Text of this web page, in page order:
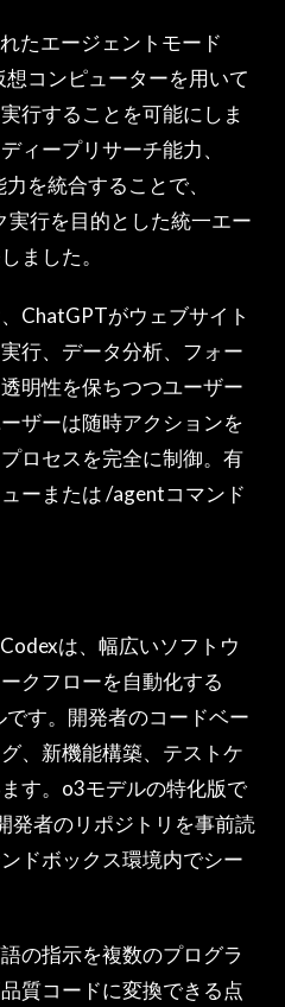
たエージェントモード
コンピューターを用いて
行することを可能にしま
ィープリサーチ能力、
を統合することで、
行を目的とした統一エー
ました。
ChatGPTがウェブサイト
行、データ分析、フォー
明性を保ちつつユーザー
ザーは随時アクションを
ロセスを完全に制御。有
ーまたは /agentコマンド
は、幅広いソフトウ
クフローを自動化する
す。開発者のコードベー
、新機能構築、テストケ
す。o3モデルの特化版で
発者のリポジトリを事前読
ドボックス環境内でシー
の指示を複数のプログラ
質コードに変換できる点